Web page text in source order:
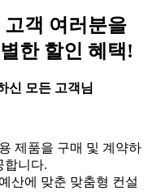
객 여러분을
한 할인 혜택!
신 모든 고객님
제품을 구매 및 계약하
합니다.
산에 맞춘 맞춤형 컨설